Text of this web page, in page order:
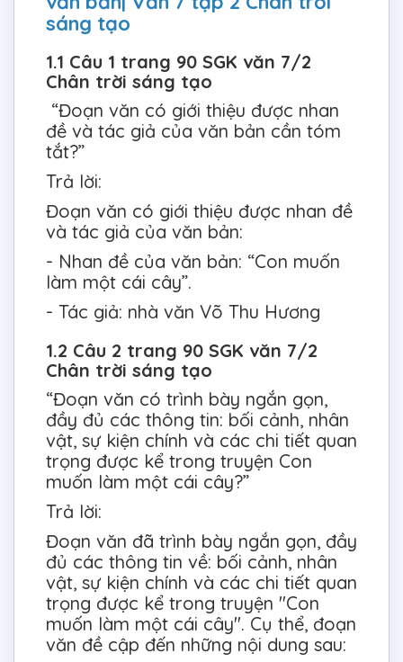
sáng tạo
1.1 Câu 1 trang 90 SGK văn 7/2
Chân trời sáng tạo
“Đoạn văn có giới thiệu được nhan
đề và tác giả của văn bản cần tóm
tắt?”
Trả lời:
Đoạn văn có giới thiệu được nhan đề
và tác giả của văn bản:
- Nhan đề của văn bản: “Con muốn
làm một cái cây”.
- Tác giả: nhà văn Võ Thu Hương
1.2 Câu 2 trang 90 SGK văn 7/2
Chân trời sáng tạo
“Đoạn văn có trình bày ngắn gọn,
đầy đủ các thông tin: bối cảnh, nhân
vật, sự kiện chính và các chi tiết quan
trọng được kể trong truyện Con
muốn làm một cái cây?”
Trả lời:
Đoạn văn đã trình bày ngắn gọn, đầy
đủ các thông tin về: bối cảnh, nhân
vật, sự kiện chính và các chi tiết quan
trọng được kể trong truyện "Con
muốn làm một cái cây". Cụ thể, đoạn
văn đề cập đến những nội dung sau: